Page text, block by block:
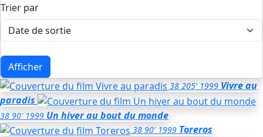
Trier par
Afficher
38 205' 1999 Vivre au
paradis
38 90' 1999 Un hiver au bout du monde
38 90' 1999 Toreros